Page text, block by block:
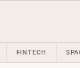
FINTECH